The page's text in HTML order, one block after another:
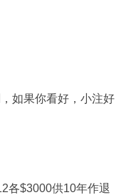
如果你看好，小注好
各$3000供10年作退